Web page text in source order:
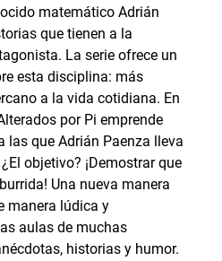
matemático Adrián
que tienen a la
La serie ofrece un
esta disciplina: más
a la vida cotidiana. En
por Pi emprende
las que Adrián Paenza lleva
objetivo? ¡Demostrar que
Una nueva manera
manera lúdica y
aulas de muchas
historias y humor.